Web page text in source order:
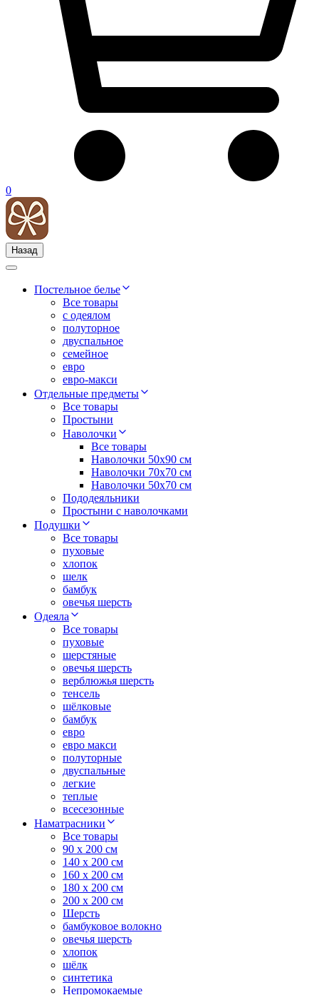
0
Назад
Постельное белье
Все товары
с одеялом
полуторное
двуспальное
семейное
евро
евро-макси
Отдельные предметы
Все товары
Простыни
Наволочки
Все товары
Наволочки 50x90 см
Наволочки 70x70 cм
Наволочки 50х70 см
Пододеяльники
Простыни с наволочками
Подушки
Все товары
пуховые
хлопок
шелк
бамбук
овечья шерсть
Одеяла
Все товары
пуховые
шерстяные
овечья шерсть
верблюжья шерсть
тенсель
шёлковые
бамбук
евро
евро макси
полуторные
двуспальные
легкие
теплые
всесезонные
Наматрасники
Все товары
90 x 200 см
140 x 200 см
160 x 200 см
180 x 200 см
200 x 200 см
Шерсть
бамбуковое волокно
овечья шерсть
хлопок
шёлк
синтетика
Непромокаемые